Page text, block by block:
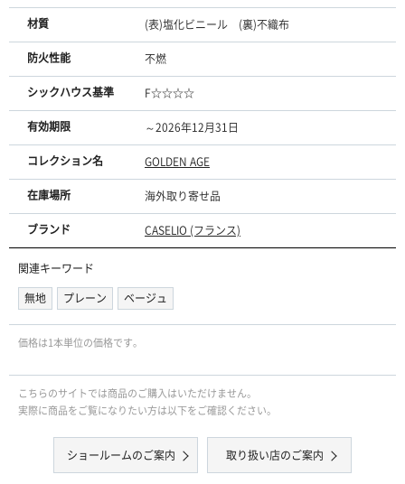
材質 (表)塩化ビニール (裏)不織布
防火性能 不燃
シックハウス基準 F☆☆☆☆
有効期限 ～2026年12月31日
コレクション名 GOLDEN AGE
在庫場所 海外取り寄せ品
ブランド CASELIO (フランス)
関連キーワード
無地
プレーン ベージュ
価格は1本単位の価格です｡
こちらのサイトでは商品のご購入はいただけません。
実際に商品をご覧になりたい方は以下をご確認ください。
ショールームのご案内 取り扱い店のご案内